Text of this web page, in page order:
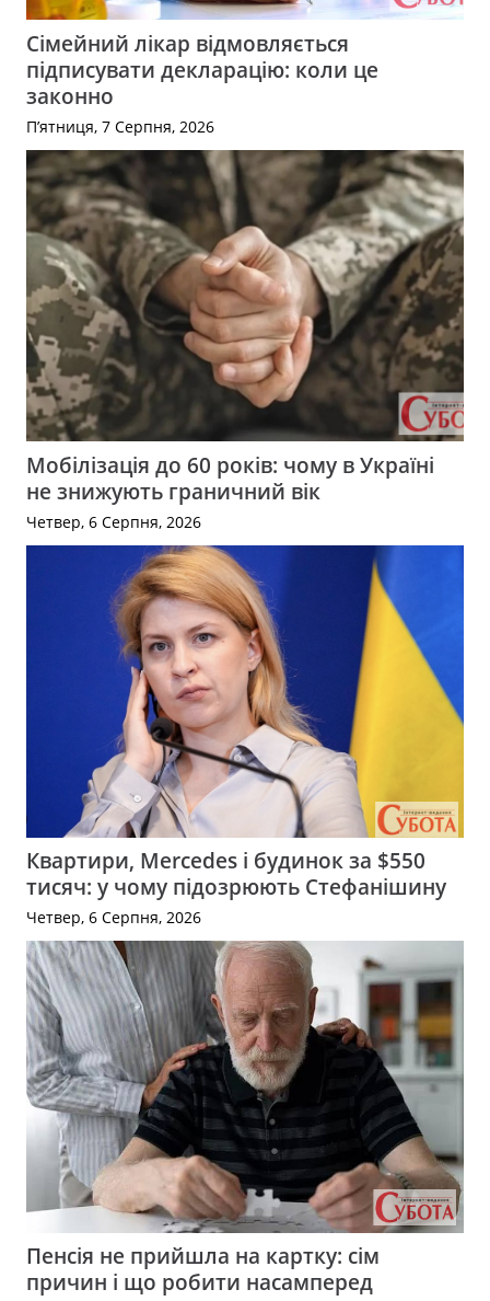
Сімейний лікар відмовляється
підписувати декларацію: коли це
законно
П’ятниця, 7 Серпня, 2026
Мобілізація до 60 років: чому в Україні
не знижують граничний вік
Четвер, 6 Серпня, 2026
Квартири, Mercedes і будинок за $550
тисяч: у чому підозрюють Стефанішину
Четвер, 6 Серпня, 2026
Пенсія не прийшла на картку: сім
причин і що робити насамперед